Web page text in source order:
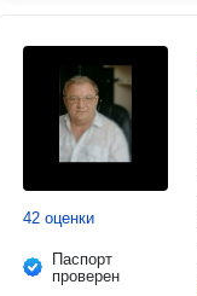
42 оценки
Паспорт
проверен